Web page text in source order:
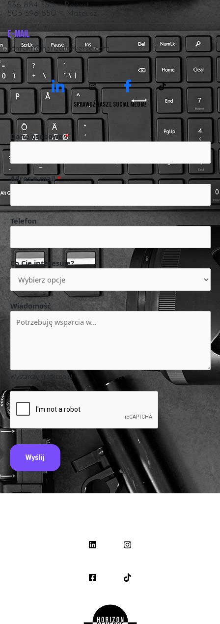
536 884 330 – Robert
503 396 850 – Mateusz
E-mail
kontakt@horizonreverse.com
Sprawdź nasze social media!
Dane osobowe*
Adres e-mail*
Telefon
Co Cię interesuje?
Wiadomość
Wystarczy krótki opis!
Wyślij